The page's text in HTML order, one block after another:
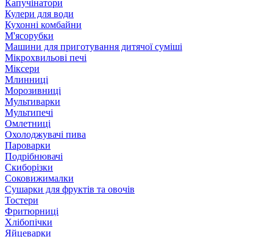
Капучінатори
Кулери для води
Кухонні комбайни
М'ясорубки
Машини для приготування дитячої суміші
Мікрохвильові печі
Міксери
Млинниці
Морозивниці
Мультиварки
Мультипечі
Омлетниці
Охолоджувачі пива
Пароварки
Подрібнювачі
Скиборізки
Соковижималки
Сушарки для фруктів та овочів
Тостери
Фритюрниці
Хлібопічки
Яйцеварки